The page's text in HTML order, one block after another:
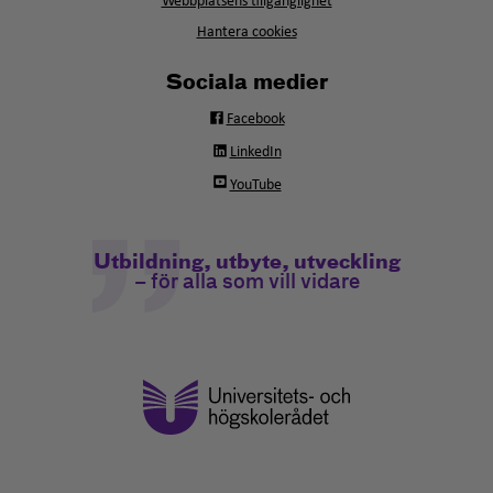
Hantera cookies
Sociala medier
Facebook
LinkedIn
YouTube
Utbildning, utbyte, utveckling
– för alla som vill vidare